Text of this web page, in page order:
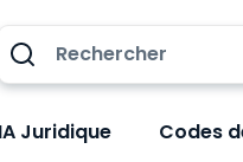
IA Juridique Codes